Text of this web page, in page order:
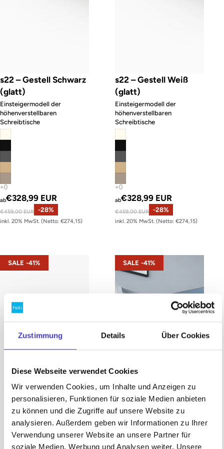
Zustimmung Details Über Cookies
Diese Webseite verwendet Cookies
Wir verwenden Cookies, um Inhalte und Anzeigen zu
personalisieren, Funktionen für soziale Medien anbieten
zu können und die Zugriffe auf unsere Website zu
analysieren. Außerdem geben wir Informationen zu Ihrer
Verwendung unserer Website an unsere Partner für
soziale Medien, Werbung und Analysen weiter. Unsere
s22 – Gestell Schwarz
(glatt)
Einsteigermodell der
höhenverstellbaren
Schreibtische
abAngebotspreis
€328,99 EUR
Normaler Preis
€459,00 EUR -28%
inkl. 20% MwSt. (Netto: €274,15)
s22 – Gestell Weiß
(glatt)
Einsteigermodell der
höhenverstellbaren
Schreibtische
abAngebotspreis
€328,99 EUR
Normaler Preis
€459,00 EUR -28%
inkl. 20% MwSt. (Netto: €274,15)
s42 – Gestell Schwarz (glatt)
SALE -41% s42 – Gestell Weiß (glatt)
SALE -41%